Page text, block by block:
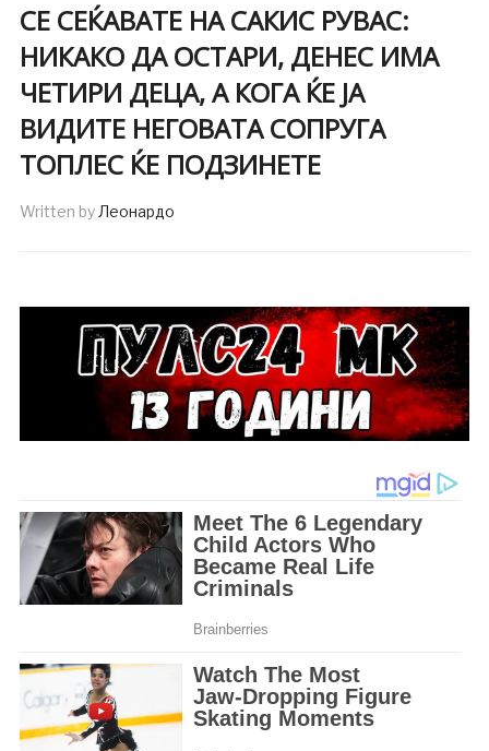
СЕ СЕЌАВАТЕ НА САКИС РУВАС:
НИКАКО ДА ОСТАРИ, ДЕНЕС ИМА
ЧЕТИРИ ДЕЦА, А КОГА ЌЕ ЈА
ВИДИТЕ НЕГОВАТА СОПРУГА
ТОПЛЕС ЌЕ ПОДЗИНЕТЕ
Written byЛеонардо